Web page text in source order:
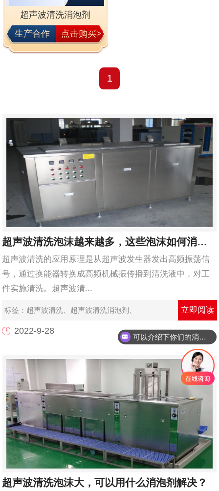
超声波清洗消泡剂
生产合作
点击购买>
1
超声波清洗泡沫越来越多，这些泡沫如何消除？
超声波清洗的应用原理是从超声波发生器发出高频振荡信
号，通过换能器转换成高频机械振传播到清洗液中，对工
件实施清洗。超声波清...
标签： 超声波清洗、 超声波清洗消泡剂 立即阅读
2022-9-28
超声波清洗泡沫大，可以用什么消泡剂解决？
可以介绍下你们的消泡剂么